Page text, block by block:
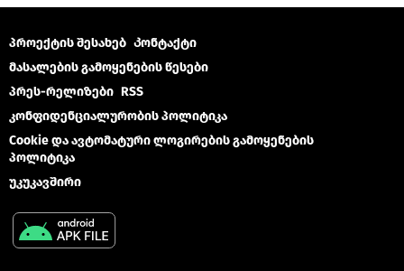
პროექტის შესახებ Კონტაქტი
მასალების გამოყენების წესები
პრეს-რელიზები RSS
კონფიდენციალურობის პოლიტიკა
Cookie და ავტომატური ლოგირების გამოყენების
პოლიტიკა
უკუკავშირი